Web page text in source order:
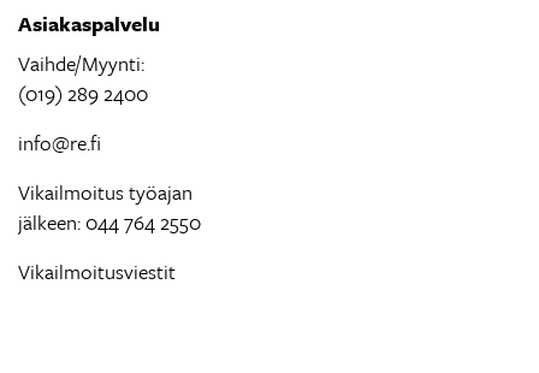
Asiakaspalvelu
Vaihde/Myynti:
(019) 289 2400
info@re.fi
Vikailmoitus työajan
jälkeen: 044 764 2550
Vikailmoitusviestit